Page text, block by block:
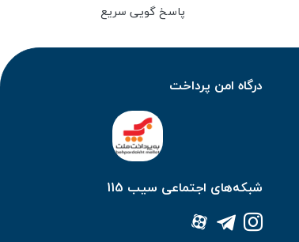
پاسخ گویی سریع
درگاه امن پرداخت
شبکه‌های اجتماعی سیب 115